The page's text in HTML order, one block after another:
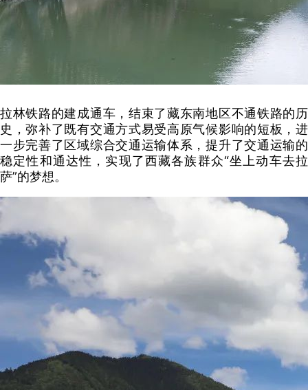
拉林铁路的建成通车，结束了藏东南地区不通铁路的历
史，弥补了既有交通方式易受高原气候影响的短板，进
一步完善了区域综合交通运输体系，提升了交通运输的
稳定性和通达性，实现了西藏各族群众“坐上动车去拉
萨”的梦想。